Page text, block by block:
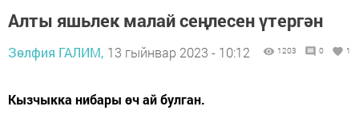
Алты яшьлек малай сеңлесен үтергән
Зөлфия ГАЛИМ, 13 гыйнвар 2023 - 10:12 1203 0 1
Кызчыкка нибары өч ай булган.